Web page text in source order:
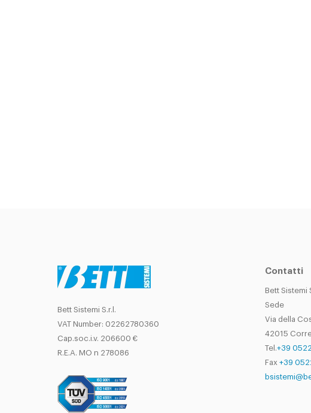
Bett Sistemi S.r.l.
VAT Number: 02262780360
Cap.soc.i.v. 206600 €
R.E.A. MO n 278086
Contatti
Bett Sistemi
Sede
Via della
42015
Tel.+39
Fax +39